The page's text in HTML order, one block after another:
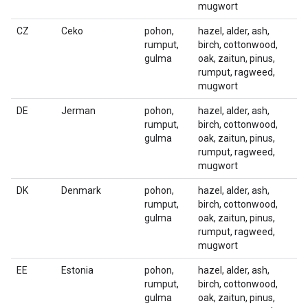
mugwort
CZ Ceko
pohon,
rumput,
gulma
hazel, alder, ash,
birch, cottonwood,
oak, zaitun, pinus,
rumput, ragweed,
mugwort
DE Jerman
pohon,
rumput,
gulma
hazel, alder, ash,
birch, cottonwood,
oak, zaitun, pinus,
rumput, ragweed,
mugwort
DK Denmark
pohon,
rumput,
gulma
hazel, alder, ash,
birch, cottonwood,
oak, zaitun, pinus,
rumput, ragweed,
mugwort
EE Estonia
pohon,
rumput,
gulma
hazel, alder, ash,
birch, cottonwood,
oak, zaitun, pinus,